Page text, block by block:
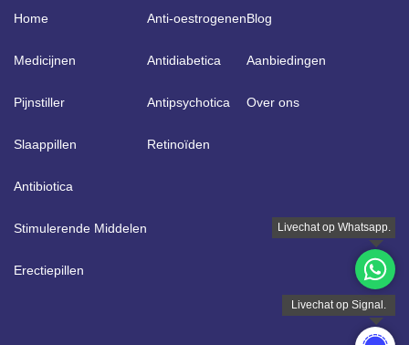
Home
Medicijnen
Pijnstiller
Slaappillen
Antibiotica
Stimulerende Middelen
Erectiepillen
Anti-oestrogenen
Antidiabetica
Antipsychotica
Retinoïden
Blog
Aanbiedingen
Over ons